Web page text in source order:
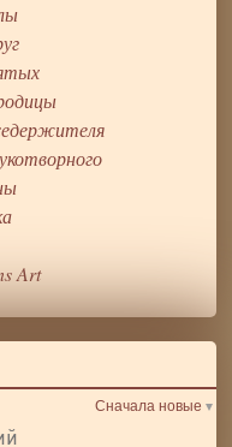
Сначала новые
Art